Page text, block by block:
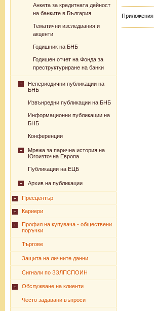
Анкета за кредитната дейност
на банките в България
Тематични изследвания и
акценти
Годишник на БНБ
Годишен отчет на Фонда за
преструктуриране на банки
Непериодични публикации на
БНБ
Извънредни публикации на БНБ
Информационни публикации на
БНБ
Конференции
Мрежа за парична история на
Югоизточна Европа
Публикации на ЕЦБ
Архив на публикации
Пресцентър
Кариери
Профил на купувача - обществени
поръчки
Търгове
Защита на личните данни
Сигнали по ЗЗЛПСПОИН
Обслужване на клиенти
Често задавани въпроси
Приложения